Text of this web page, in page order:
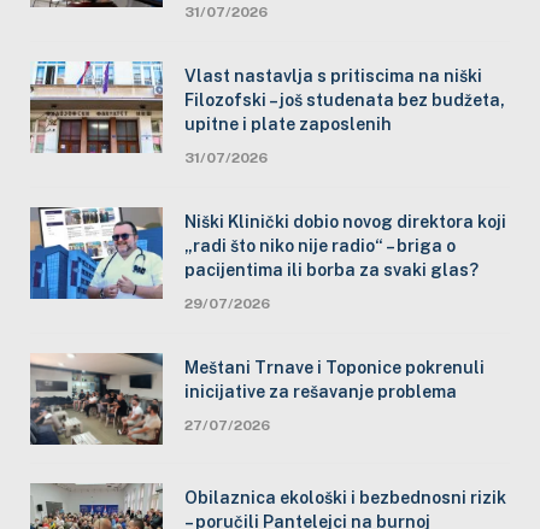
31/07/2026
Vlast nastavlja s pritiscima na niški
Filozofski – još studenata bez budžeta,
upitne i plate zaposlenih
31/07/2026
Niški Klinički dobio novog direktora koji
„radi što niko nije radio“ – briga o
pacijentima ili borba za svaki glas?
29/07/2026
Meštani Trnave i Toponice pokrenuli
inicijative za rešavanje problema
27/07/2026
Obilaznica ekološki i bezbednosni rizik
– poručili Pantelejci na burnoj